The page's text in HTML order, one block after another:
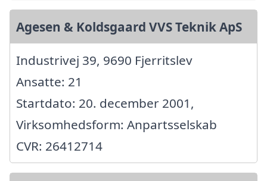
Agesen & Koldsgaard VVS Teknik ApS
Industrivej 39, 9690 Fjerritslev
Ansatte: 21
Startdato: 20. december 2001,
Virksomhedsform: Anpartsselskab
CVR: 26412714